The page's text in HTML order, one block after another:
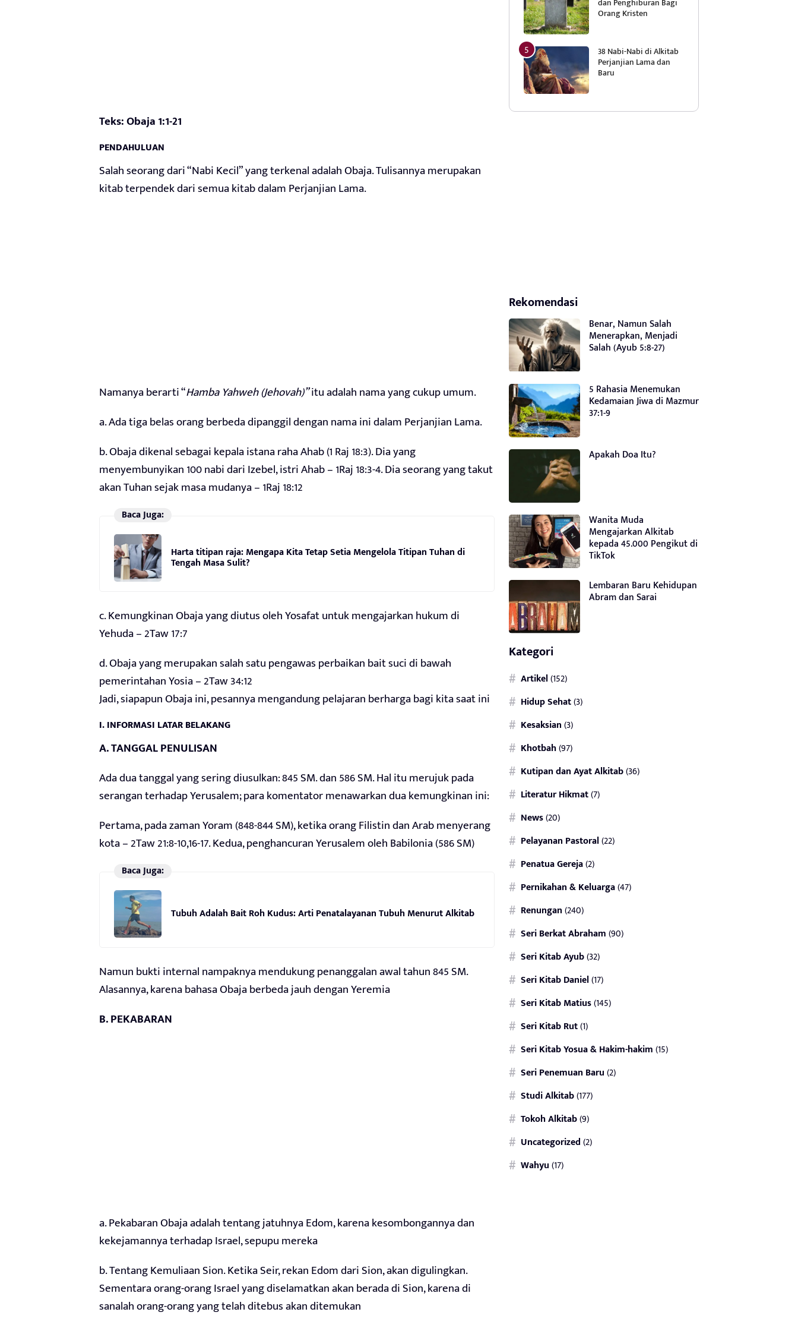
Teks: Obaja 1:1-21
PENDAHULUAN
Salah seorang dari “Nabi Kecil” yang terkenal adalah Obaja. Tulisannya merupakan
kitab terpendek dari semua kitab dalam Perjanjian Lama.
Namanya berarti “Hamba Yahweh (Jehovah)”itu adalah nama yang cukup umum.
a. Ada tiga belas orang berbeda dipanggil dengan nama ini dalam Perjanjian Lama.
b. Obaja dikenal sebagai kepala istana raha Ahab (1 Raj 18:3). Dia yang
menyembunyikan 100 nabi dari Izebel, istri Ahab – 1Raj 18:3-4. Dia seorang yang takut
akan Tuhan sejak masa mudanya – 1Raj 18:12
Baca Juga:
Harta titipan raja: Mengapa Kita Tetap Setia Mengelola Titipan Tuhan di
Tengah Masa Sulit?
c. Kemungkinan Obaja yang diutus oleh Yosafat untuk mengajarkan hukum di
Yehuda – 2Taw 17:7
d. Obaja yang merupakan salah satu pengawas perbaikan bait suci di bawah
pemerintahan Yosia – 2Taw 34:12
Jadi, siapapun Obaja ini, pesannya mengandung pelajaran berharga bagi kita saat ini
I. INFORMASI LATAR BELAKANG
A. TANGGAL PENULISAN
Ada dua tanggal yang sering diusulkan: 845 SM. dan 586 SM. Hal itu merujuk pada
serangan terhadap Yerusalem; para komentator menawarkan dua kemungkinan ini:
Pertama, pada zaman Yoram (848-844 SM), ketika orang Filistin dan Arab menyerang
kota – 2Taw 21:8-10,16-17. Kedua, penghancuran Yerusalem oleh Babilonia (586 SM)
Baca Juga:
Tubuh Adalah Bait Roh Kudus: Arti Penatalayanan Tubuh Menurut Alkitab
Namun bukti internal nampaknya mendukung penanggalan awal tahun 845 SM.
Alasannya, karena bahasa Obaja berbeda jauh dengan Yeremia
B. PEKABARAN
a. Pekabaran Obaja adalah tentang jatuhnya Edom, karena kesombongannya dan
kekejamannya terhadap Israel, sepupu mereka
b. Tentang Kemuliaan Sion. Ketika Seir, rekan Edom dari Sion, akan digulingkan.
Sementara orang-orang Israel yang diselamatkan akan berada di Sion, karena di
sanalah orang-orang yang telah ditebus akan ditemukan
Orang Kristen
38 Nabi-Nabi di Alkitab
Perjanjian Lama dan
Baru
Rekomendasi
Benar, Namun Salah
Menerapkan, Menjadi
Salah (Ayub 5:8-27)
5 Rahasia Menemukan
Kedamaian Jiwa di Mazmur
37:1-9
Apakah Doa Itu?
Wanita Muda
Mengajarkan Alkitab
kepada 45.000 Pengikut di
TikTok
Lembaran Baru Kehidupan
Abram dan Sarai
Kategori
Artikel(152)
Hidup Sehat(3)
Kesaksian(3)
Khotbah(97)
Kutipan dan Ayat Alkitab(36)
Literatur Hikmat(7)
News(20)
Pelayanan Pastoral(22)
Penatua Gereja(2)
Pernikahan & Keluarga(47)
Renungan(240)
Seri Berkat Abraham(90)
Seri Kitab Ayub(32)
Seri Kitab Daniel(17)
Seri Kitab Matius(145)
Seri Kitab Rut(1)
Seri Kitab Yosua & Hakim-hakim(15)
Seri Penemuan Baru(2)
Studi Alkitab(177)
Tokoh Alkitab(9)
Uncategorized(2)
Wahyu(17)